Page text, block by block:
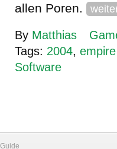
allen Poren.
By Matthias
Tags: 2004,
Software